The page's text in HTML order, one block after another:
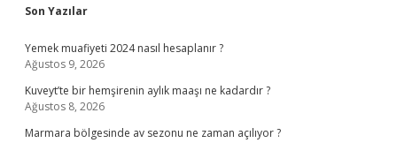
Sidebar
Son Yazılar
Yemek muafiyeti 2024 nasıl hesaplanır ?
Ağustos 9, 2026
Kuveyt’te bir hemşirenin aylık maaşı ne kadardır ?
Ağustos 8, 2026
Marmara bölgesinde av sezonu ne zaman açılıyor ?